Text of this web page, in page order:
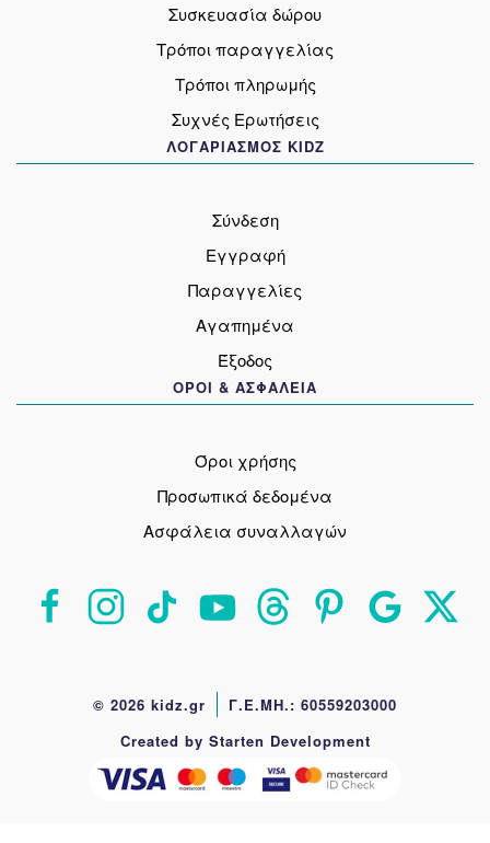
Συσκευασία δώρου
Τρόποι παραγγελίας
Τρόποι πληρωμής
Συχνές Ερωτήσεις
ΛΟΓΑΡΙΑΣΜΟΣ KIDZ
Σύνδεση
Εγγραφή
Παραγγελίες
Αγαπημένα
Έξοδος
ΟΡΟΙ & ΑΣΦΑΛΕΙΑ
Όροι χρήσης
Προσωπικά δεδομένα
Ασφάλεια συναλλαγών
© 2026 kidz.gr
Γ.Ε.ΜΗ.: 60559203000
Created by Starten Development